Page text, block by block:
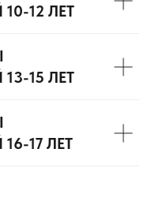
12 ЛЕТ
15 ЛЕТ
17 ЛЕТ